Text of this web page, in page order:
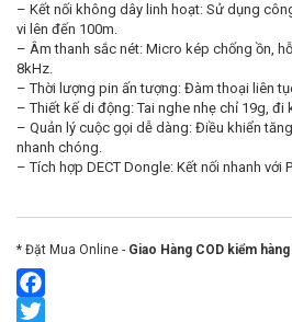
– Kết nối không dây linh hoạt: Sử dụng
vi lên đến 100m.
– Âm thanh sắc nét: Micro kép chống ồn,
8kHz.
– Thời lượng pin ấn tượng: Đàm thoại liên
– Thiết kế di động: Tai nghe nhẹ chỉ 19g, đi
– Quản lý cuộc gọi dễ dàng: Điều khiển
nhanh chóng.
– Tích hợp DECT Dongle: Kết nối nhanh với
* Đặt Mua Online - Giao Hàng COD kiểm
Facebook